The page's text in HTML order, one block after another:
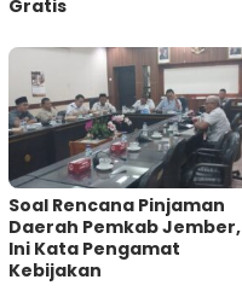
Gratis
‎Soal Rencana Pinjaman
Daerah Pemkab Jember,
Ini Kata Pengamat
Kebijakan ‎